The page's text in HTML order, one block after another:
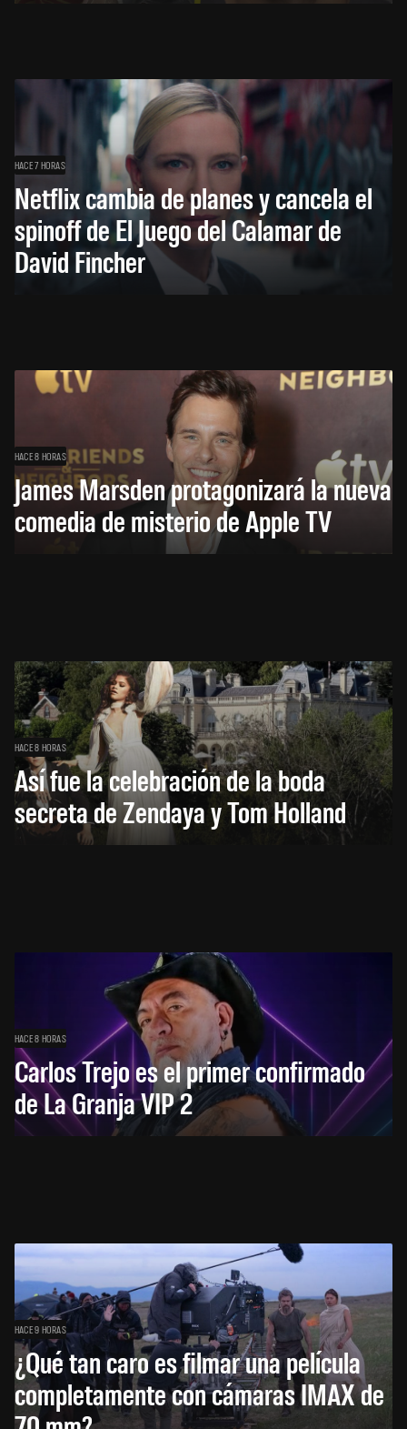
HACE 7 HORAS
Netflix cambia de planes y cancela el
spinoff de El Juego del Calamar de
David Fincher
HACE 8 HORAS
James Marsden protagonizará la nueva
comedia de misterio de Apple TV
HACE 8 HORAS
Así fue la celebración de la boda
secreta de Zendaya y Tom Holland
HACE 8 HORAS
Carlos Trejo es el primer confirmado
de La Granja VIP 2
HACE 9 HORAS
¿Qué tan caro es filmar una película
completamente con cámaras IMAX de